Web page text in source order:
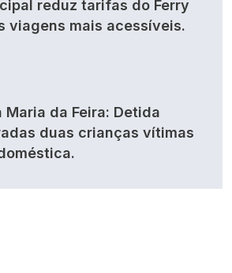
reduz tarifas do Ferry
viagens mais acessíveis.
Maria da Feira: Detida
duas crianças vítimas